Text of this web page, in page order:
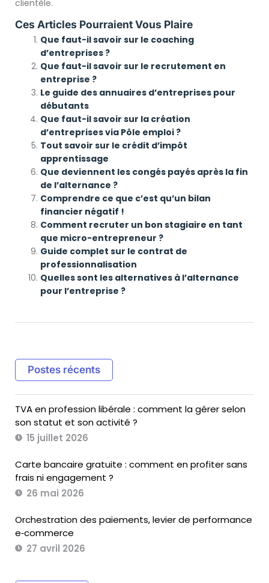
clientèle.
Ces Articles Pourraient Vous Plaire
Que faut-il savoir sur le coaching
d’entreprises ?
Que faut-il savoir sur le recrutement en
entreprise ?
Le guide des annuaires d’entreprises pour
débutants
Que faut-il savoir sur la création
d’entreprises via Pôle emploi ?
Tout savoir sur le crédit d’impôt
apprentissage
Que deviennent les congés payés après la fin
de l’alternance ?
Comprendre ce que c’est qu’un bilan
financier négatif !
Comment recruter un bon stagiaire en tant
que micro-entrepreneur ?
Guide complet sur le contrat de
professionnalisation
Quelles sont les alternatives à l’alternance
pour l’entreprise ?
Postes récents
TVA en profession libérale : comment la gérer selon
son statut et son activité ?
15 juillet 2026
Carte bancaire gratuite : comment en profiter sans
frais ni engagement ?
26 mai 2026
Orchestration des paiements, levier de performance
e‑commerce
27 avril 2026